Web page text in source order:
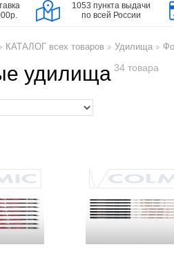
1053 пункта выдачи
по всей России
КАТАЛОГ всех товаров
Удилища
удилища 34 товара